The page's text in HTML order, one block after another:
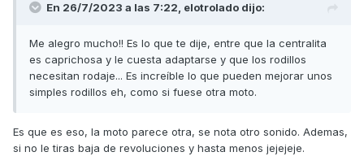
En 26/7/2023 a las 7:22, elotrolado dijo:
Me alegro mucho!! Es lo que te dije, entre que la centralita
es caprichosa y le cuesta adaptarse y que los rodillos
necesitan rodaje... Es increíble lo que pueden mejorar unos
simples rodillos eh, como si fuese otra moto.
Es que es eso, la moto parece otra, se nota otro sonido. Ademas,
si no le tiras baja de revoluciones y hasta menos jejejeje.